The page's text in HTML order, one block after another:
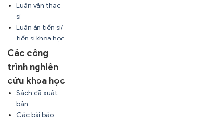
Luận văn thạc
sĩ
Luận án tiến sĩ/
tiến sĩ khoa học
Các công
trình nghiên
cứu khoa học
Sách đã xuất
bản
Các bài báo